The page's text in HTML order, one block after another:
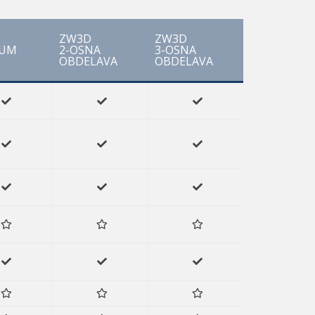
ZW3D
2-OSNA
OBDELAVA
ZW3D
3-OSNA
OBDELAVA